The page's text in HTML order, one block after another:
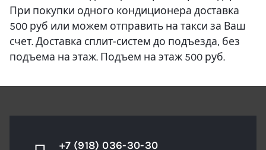
При покупки одного кондиционера доставка
500 руб или можем отправить на такси за Ваш
счет. Доставка сплит-систем до подъезда, без
подъема на этаж. Подъем на этаж 500 руб.
+7 (918) 036-30-30